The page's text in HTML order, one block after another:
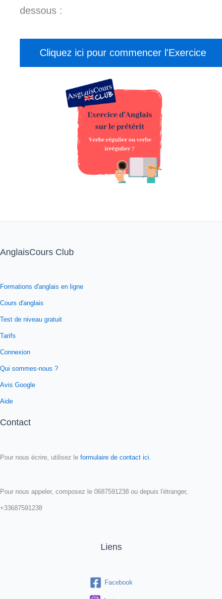
dessous :
AnglaisCours Club
Formations d'anglais en ligne
Cours d'anglais
Test de niveau gratuit
Tarifs
Connexion
Qui sommes-nous ?
Avis Google
Aide
Contact
Pour nous écrire, utilisez le formulaire de contact ici
Pour nous appeler, composez le 0687591238 ou depuis l'étranger,
+33687591238
Liens
Facebook